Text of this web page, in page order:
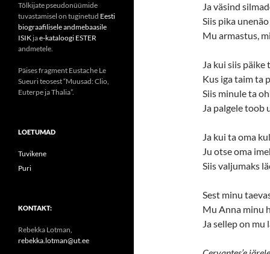
Ja väsind
Siis pika
Mu armastus,
Ja kui siis päike
Kus iga taim ta
Siis minule ta
Ja palgele toob
Ja kui ta oma
Ju otse oma
Siis valjumaks
Sest minu
Mu Anna minu
Ja sellep on mu
Tõlkijate pseudonüümide
tuvastamisel on tuginetud Eesti
biograafilisele andmebaasile
ISIK jae-kataloogi ESTER
andmetele.
Päises fragment Eustache Le
Sueuri teosest “Muusad: Clio,
Euterpe ja Thalia”.
LOETUMAD
Tuvikene
Puri
KONTAKT:
Rebekka Lotman,
rebekka.lotman@ut.ee